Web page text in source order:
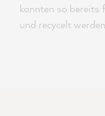
konnten so bereits
und recycelt